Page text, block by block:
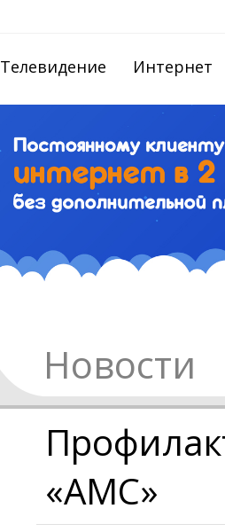
Телевидение Интернет
Новости
«AMC»